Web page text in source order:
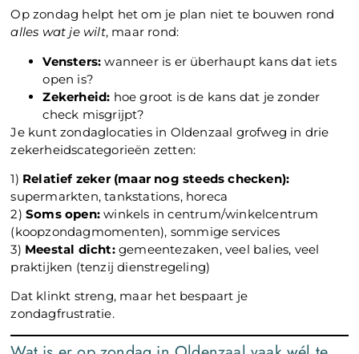
Op zondag helpt het om je plan niet te bouwen rond
alles wat je wilt, maar rond:
Vensters: wanneer is er überhaupt kans dat iets
open is?
Zekerheid: hoe groot is de kans dat je zonder
check misgrijpt?
Je kunt zondaglocaties in Oldenzaal grofweg in drie
zekerheidscategorieën zetten:
1) Relatief zeker (maar nog steeds checken):
supermarkten, tankstations, horeca
2)Soms open: winkels in centrum/winkelcentrum
(koopzondagmomenten), sommige services
3) Meestal dicht:gemeentezaken, veel balies, veel
praktijken (tenzij dienstregeling)
Dat klinkt streng, maar het bespaart je
zondagfrustratie.